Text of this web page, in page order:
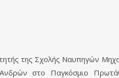
της Σχολής Ναυπηγών
στο Παγκόσμιο